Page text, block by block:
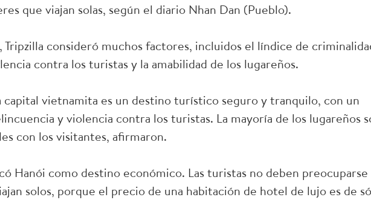
que viajan solas, según el diario Nhan Dan (Pueblo).
Tripzilla consideró muchos factores, incluidos el líndice de
contra los turistas y la amabilidad de los lugareños.
capital vietnamita es un destino turístico seguro y tranquilo, con un
y violencia contra los turistas. La mayoría de los lugareños
con los visitantes, afirmaron.
Hanói como destino económico. Las turistas no deben preocuparse
solos, porque el precio de una habitación de hotel de lujo es de